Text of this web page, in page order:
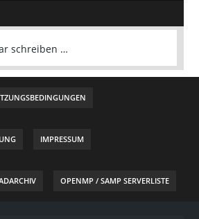
IMPRESSUM
OPENMP / SAMP SERVERLISTE